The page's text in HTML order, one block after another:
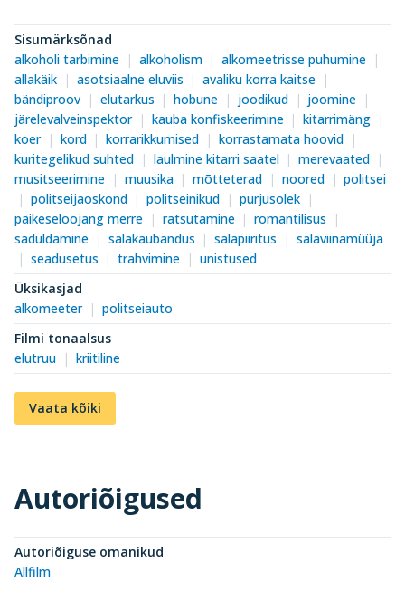
Sisumärksõnad
alkoholi tarbimine
alkoholism
alkomeetrisse puhumine
allakäik
asotsiaalne eluviis
avaliku korra kaitse
bändiproov
elutarkus hobune joodikud
joomine
järelevalveinspektor
kauba konfiskeerimine
kitarrimäng
koer
kord korrarikkumised
korrastamata hoovid
kuritegelikud suhted
laulmine kitarri saatel
merevaated
musitseerimine
muusika mõtteterad noored
politsei
politseijaoskond
politseinikud
purjusolek
päikeseloojang merre
ratsutamine
romantilisus
saduldamine
salakaubandus salapiiritus
salaviinamüüja
seadusetus
trahvimine
unistused
Üksikasjad
alkomeeter
politseiauto
Filmi tonaalsus
elutruu
kriitiline
Vaata kõiki
Autoriõigused
Autoriõiguse omanikud
Allfilm